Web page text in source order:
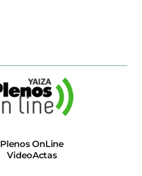
Plenos OnLine
VideoActas